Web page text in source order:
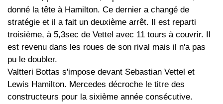
donné la tête à Hamilton. Ce dernier a changé de
stratégie et il a fait un deuxième arrêt. Il est reparti
troisième, à 5,3sec de Vettel avec 11 tours à couvrir. Il
est revenu dans les roues de son rival mais il n'a pas
pu le doubler.
Valtteri Bottas s'impose devant Sebastian Vettel et
Lewis Hamilton. Mercedes décroche le titre des
constructeurs pour la sixième année consécutive.